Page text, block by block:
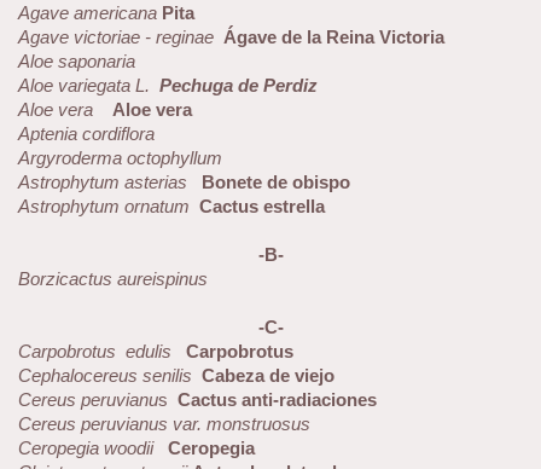
Agave americana Pita
Agave victoriae - reginae Ágave de la Reina Victoria
Aloe saponaria
Aloe variegata L. Pechuga de Perdiz
Aloe vera
Aloe vera
Aptenia cordiflora
Argyroderma octophyllum
Astrophytum asterias
Bonete de obispo
Astrophytum ornatum Cactus estrella
-B-
Borzicactus aureispinus
-C-
Carpobrotus edulis
Carpobrotus
Cephalocereus senilis Cabeza de viejo
Cereus peruvianus Cactus anti-radiaciones
Cereus peruvianus var. monstruosus
Ceropegia woodii
Ceropegia